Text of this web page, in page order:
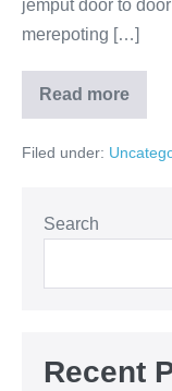
jemput door to
merepoting […]
Read more
Travel
Murah
–
–
Malang
Filed under:
Search
Recent